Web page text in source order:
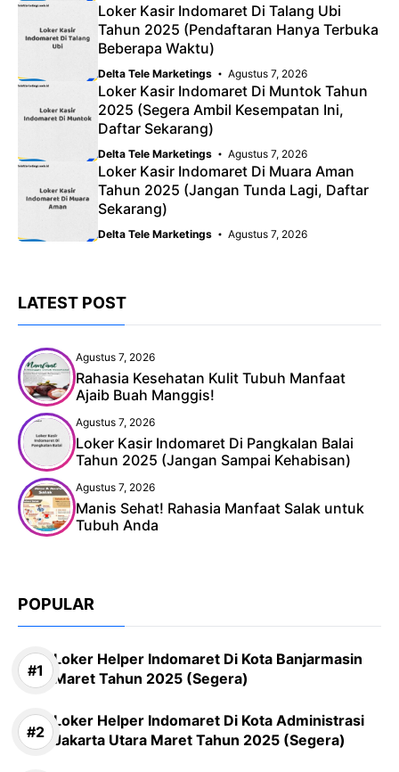
Loker Kasir Indomaret Di Talang Ubi
Tahun 2025 (Pendaftaran Hanya Terbuka
Beberapa Waktu)
Delta Tele Marketings Agustus 7, 2026
Loker Kasir Indomaret Di Muntok Tahun
2025 (Segera Ambil Kesempatan Ini,
Daftar Sekarang)
Delta Tele Marketings Agustus 7, 2026
Loker Kasir Indomaret Di Muara Aman
Tahun 2025 (Jangan Tunda Lagi, Daftar
Sekarang)
Delta Tele Marketings Agustus 7, 2026
LATEST POST
Agustus 7, 2026
Rahasia Kesehatan Kulit Tubuh Manfaat
Ajaib Buah Manggis!
Agustus 7, 2026
Loker Kasir Indomaret Di Pangkalan Balai
Tahun 2025 (Jangan Sampai Kehabisan)
Agustus 7, 2026
Manis Sehat! Rahasia Manfaat Salak untuk
Tubuh Anda
POPULAR
Loker Helper Indomaret Di Kota Banjarmasin
Maret Tahun 2025 (Segera)
Loker Helper Indomaret Di Kota Administrasi
Jakarta Utara Maret Tahun 2025 (Segera)